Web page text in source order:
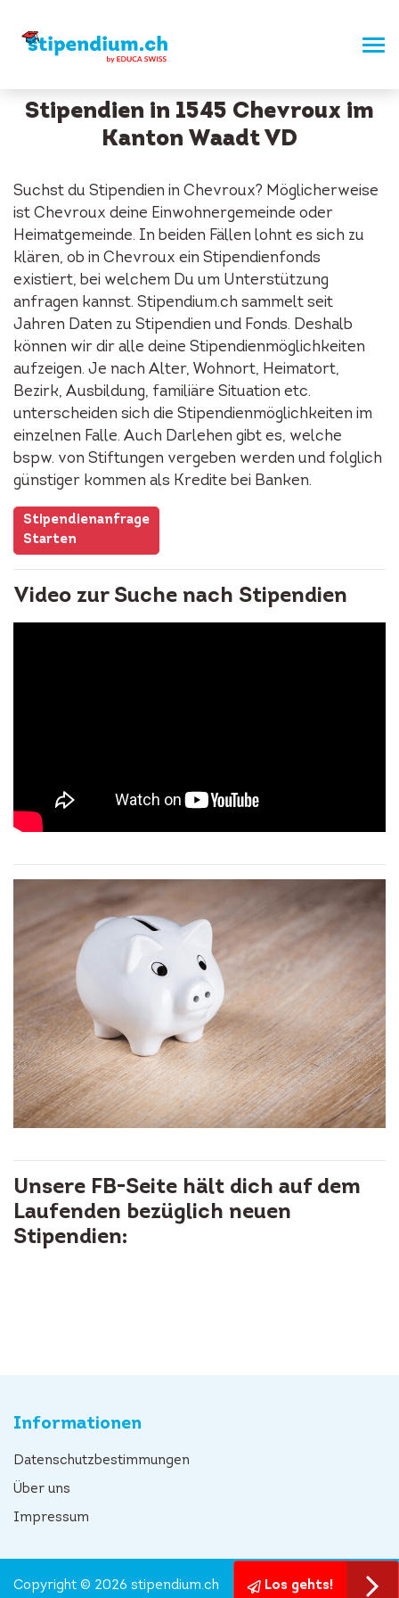
Stipendien in 1545 Chevroux im
Kanton Waadt VD
Suchst du Stipendien in Chevroux? Möglicherweise
ist Chevroux deine Einwohnergemeinde oder
Heimatgemeinde. In beiden Fällen lohnt es sich zu
klären, ob in Chevroux ein Stipendienfonds
existiert, bei welchem Du um Unterstützung
anfragen kannst. Stipendium.ch sammelt seit
Jahren Daten zu Stipendien und Fonds. Deshalb
können wir dir alle deine Stipendienmöglichkeiten
aufzeigen. Je nach Alter, Wohnort, Heimatort,
Bezirk, Ausbildung, familiäre Situation etc.
unterscheiden sich die Stipendienmöglichkeiten im
einzelnen Falle. Auch Darlehen gibt es, welche
bspw. von Stiftungen vergeben werden und folglich
günstiger kommen als Kredite bei Banken.
Stipendienanfrage
Starten
Video zur Suche nach Stipendien
Unsere FB-Seite hält dich auf dem
Laufenden bezüglich neuen
Stipendien:
Informationen
Datenschutzbestimmungen
Über uns
Impressum
Los gehts!
Copyright © 2026 stipendium.ch